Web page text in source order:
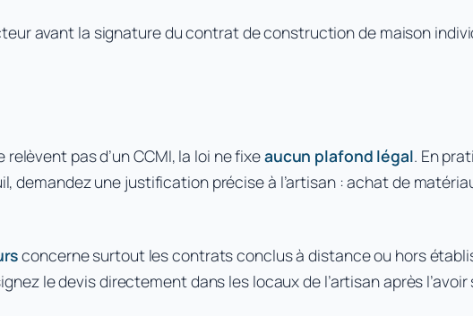
avant la signature du contrat de construction de maison
relèvent pas d’un CCMI, la loi ne fixeaucun plafond légal. En
demandez une justification précise à l’artisan : achat de
concerne surtout les contrats conclus à distance ou hors
le devis directement dans les locaux de l’artisan après